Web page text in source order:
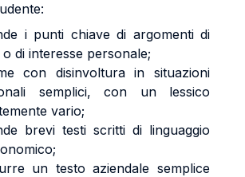
i punti chiave di argomenti di
di interesse personale;
con disinvoltura in situazioni
semplici, con un lessico
vario;
brevi testi scritti di linguaggio
un testo aziendale semplice